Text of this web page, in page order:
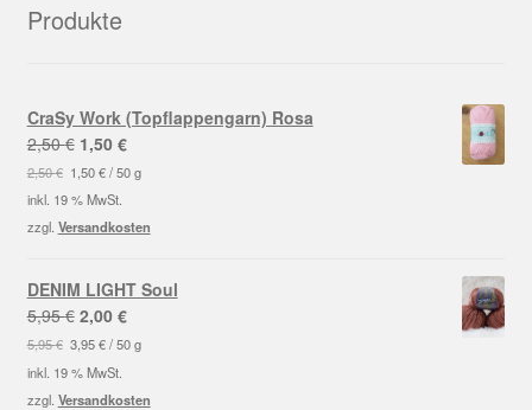
Produkte
CraSy Work (Topflappengarn) Rosa
2,50€ Ursprünglicher
Preis
war:
2,50 €
1,50 €Aktueller
Preis
1,50 €.
2,50€ 1,50€/50 g
inkl. 19 % MwSt.
zzgl. Versandkosten
DENIM LIGHT Soul
5,95€ Ursprünglicher
Preis
war:
5,95 €
2,00 €Aktueller
Preis
2,00 €.
5,95€ 3,95€/50 g
inkl. 19 % MwSt.
zzgl. Versandkosten